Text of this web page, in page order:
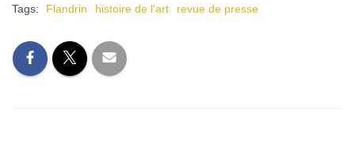
Tags: Flandrin histoire de l'art revue de presse